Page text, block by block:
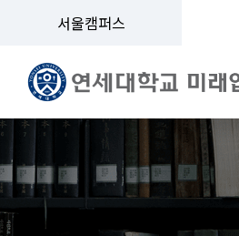
서울캠퍼스